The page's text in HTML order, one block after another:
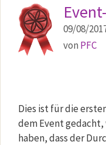
09/08/
von PFC
Dies ist für die
dem Event
haben, dass der